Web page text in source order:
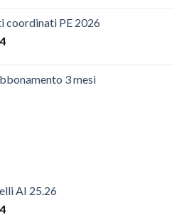
coordinati PE 2026
Il
è:
3 mesi
AI 25.26
Il